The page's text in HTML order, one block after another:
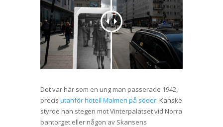
Det var här som en ung man passerade 1942,
precis utanför hotell Malmen på söder. Kanske
styrde han stegen mot Vinterpalatset vid Norra
bantorget eller någon av Skansens